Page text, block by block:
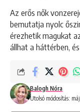
Az erős nők
bemutatja nyolc
érezhetik magukat
állhat a háttérben,
Utolsó módosítás:
Balogh Nóra